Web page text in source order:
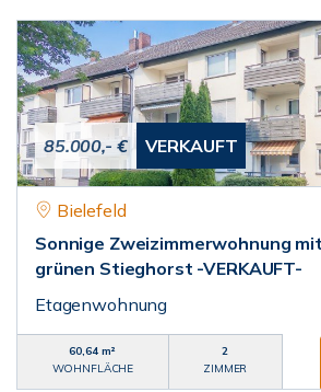
85.000,- € VERKAUFT
Bielefeld
Sonnige Zweizimmerwohnung
grünen Stieghorst -VERKAUFT-
Etagenwohnung
60,64 m²
WOHNFLÄCHE
2
ZIMMER